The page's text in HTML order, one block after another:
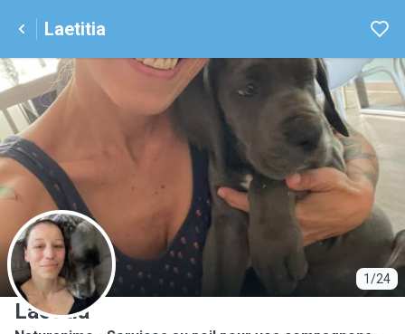
Laetitia
1/24
L
Laetitia